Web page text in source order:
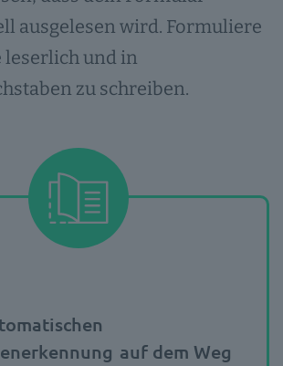
ausgelesen wird. Formuliere
leserlich und in
zu schreiben.
auf dem Weg